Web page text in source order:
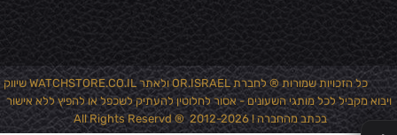
כל הזכויות שמורות ® לחברת OR.ISRAEL ולאתר WATCHSTORE.CO.IL שיווק
ויבוא מקביל לכל מותגי השעונים - אסור לחלוטין להעתיק לשכפל או להפיץ ללא אישור
בכתב מהחברה ! 2012-2026 ® All Rights Reservd
✕